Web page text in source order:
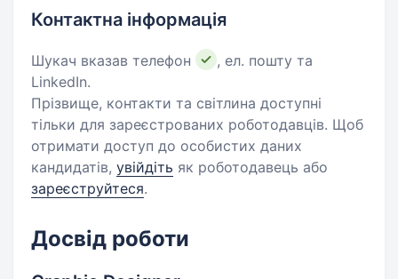
Контактна інформація
Шукач вказав телефон
, ел. пошту та
LinkedIn.
Прізвище, контакти та світлина доступні
тільки для зареєстрованих роботодавців. Щоб
отримати доступ до особистих даних
кандидатів, увійдіть як роботодавець або
зареєструйтеся.
Досвід роботи